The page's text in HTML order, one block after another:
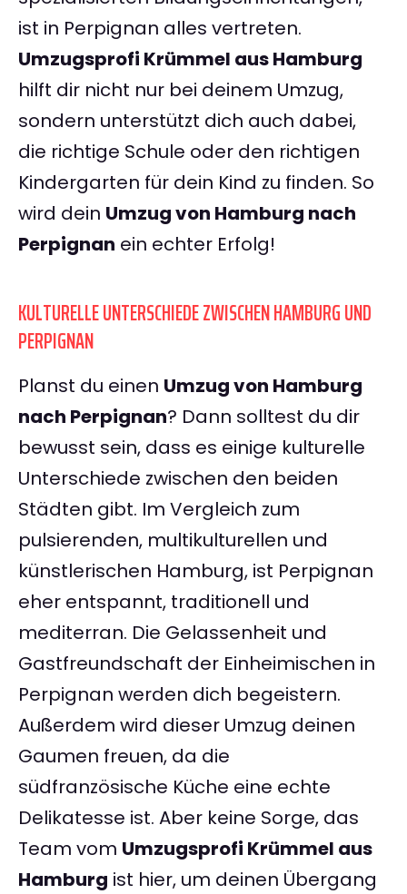
ist in Perpignan alles vertreten.
Umzugsprofi Krümmel aus Hamburg
hilft dir nicht nur bei deinem Umzug,
sondern unterstützt dich auch dabei,
die richtige Schule oder den richtigen
Kindergarten für dein Kind zu finden. So
wird dein Umzug von Hamburg nach
Perpignan ein echter Erfolg!
KULTURELLE UNTERSCHIEDE ZWISCHEN HAMBURG UND
PERPIGNAN
Planst du einen Umzug von Hamburg
nach Perpignan? Dann solltest du dir
bewusst sein, dass es einige kulturelle
Unterschiede zwischen den beiden
Städten gibt. Im Vergleich zum
pulsierenden, multikulturellen und
künstlerischen Hamburg, ist Perpignan
eher entspannt, traditionell und
mediterran. Die Gelassenheit und
Gastfreundschaft der Einheimischen in
Perpignan werden dich begeistern.
Außerdem wird dieser Umzug deinen
Gaumen freuen, da die
südfranzösische Küche eine echte
Delikatesse ist. Aber keine Sorge, das
Team vom Umzugsprofi Krümmel aus
Hamburg ist hier, um deinen Übergang